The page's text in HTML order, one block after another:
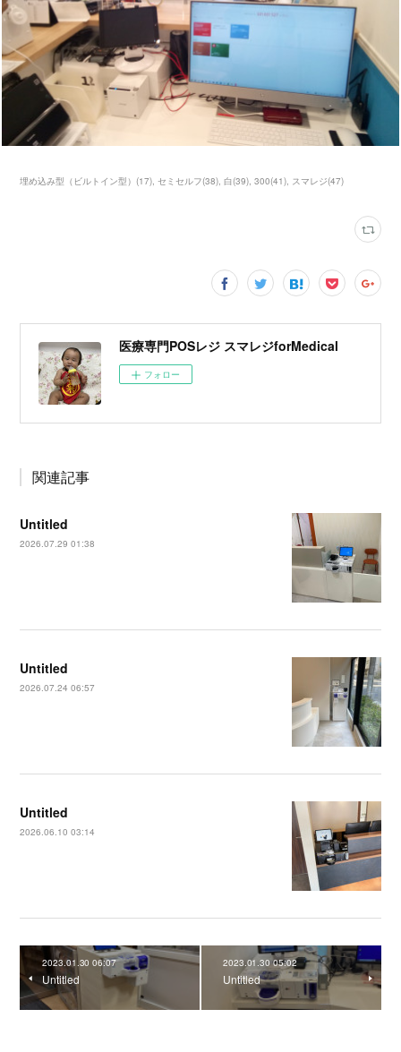
埋め込み型（ビルトイン型）(17) セミセルフ(38) 白(39) 300(41) スマレジ(47)
医療専門POSレジ スマレジforMedical
フォロー
関連記事
Untitled
2026.07.29 01:38
Untitled
2026.07.24 06:57
Untitled
2026.06.10 03:14
2023.01.30 06:07
Untitled
2023.01.30 05:02
Untitled